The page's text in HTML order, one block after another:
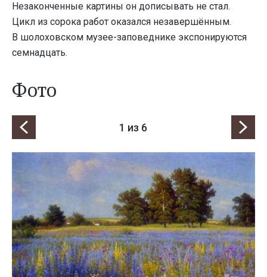
Незаконченные картины он дописывать не стал.
Цикл из сорока работ оказался незавершённым.
В шолоховском музее-заповеднике экспонируются
семнадцать.
Фото
1 из 6